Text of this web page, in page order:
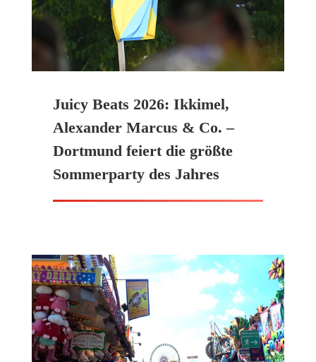
Juicy Beats 2026: Ikkimel,
Alexander Marcus & Co. –
Dortmund feiert die größte
Sommerparty des Jahres